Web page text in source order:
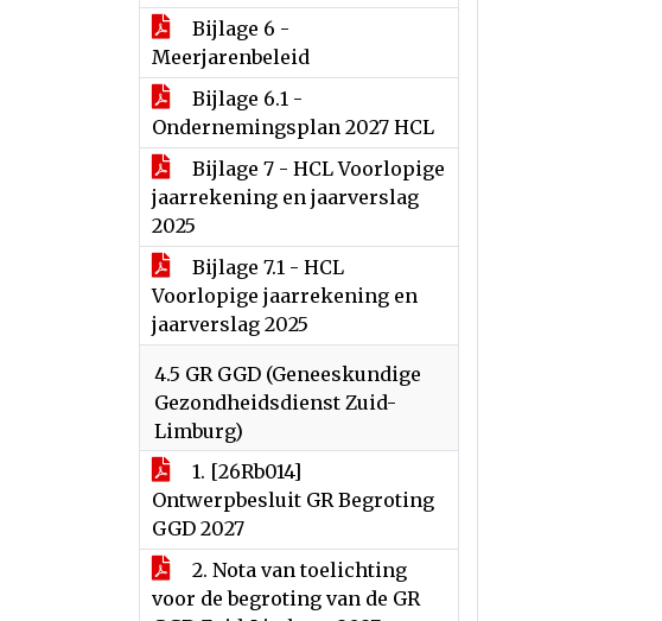
Bijlage 6 -
Meerjarenbeleid
Bijlage 6.1 -
Ondernemingsplan 2027 HCL
Bijlage 7 - HCL Voorlopige
jaarrekening en jaarverslag
2025
Bijlage 7.1 - HCL
Voorlopige jaarrekening en
jaarverslag 2025
4.5 GR GGD (Geneeskundige
Gezondheidsdienst Zuid-
Limburg)
1. [26Rb014]
Ontwerpbesluit GR Begroting
GGD 2027
2. Nota van toelichting
voor de begroting van de GR